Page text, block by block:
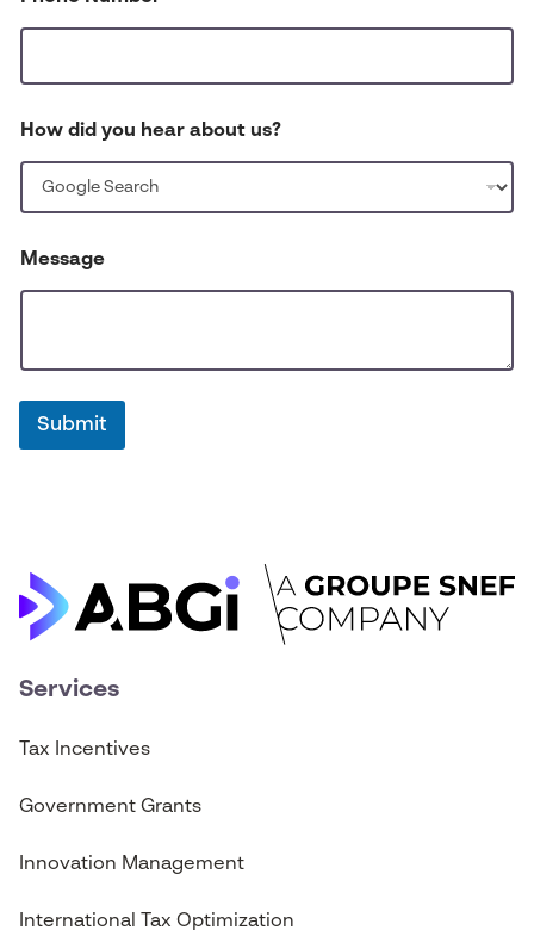
How did you hear about us?
Message
Submit
Services
Tax Incentives
Government Grants
Innovation Management
International Tax Optimization